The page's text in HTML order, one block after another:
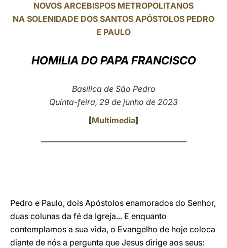
العربيّة
NOVOS ARCEBISPOS METROPOLITANOS
NA SOLENIDADE DOS SANTOS APÓSTOLOS PEDRO
E PAULO
HOMILIA DO PAPA FRANCISCO
Basílica de São Pedro
Quinta-feira, 29 de junho de 2023
[Multimedia]
Pedro e Paulo, dois Apóstolos enamorados do Senhor,
duas colunas da fé da Igreja... E enquanto
contemplamos a sua vida, o Evangelho de hoje coloca
diante de nós a pergunta que Jesus dirige aos seus: